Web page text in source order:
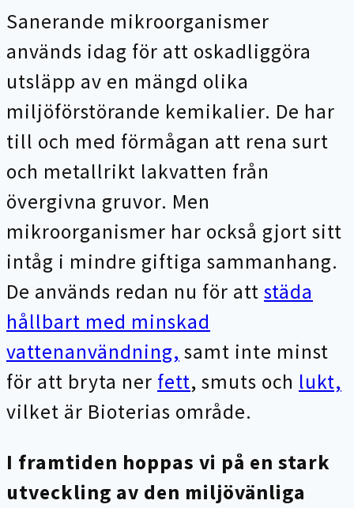
Sanerande mikroorganismer
används idag för att oskadliggöra
utsläpp av en mängd olika
miljöförstörande kemikalier. De har
till och med förmågan att rena surt
och metallrikt lakvatten från
övergivna gruvor. Men
mikroorganismer har också gjort sitt
intåg i mindre giftiga sammanhang.
De används redan nu för att städa
hållbart med minskad
vattenanvändning, samt inte minst
för att bryta ner fett, smuts och lukt,
vilket är Bioterias område.
I framtiden hoppas vi på en stark
utveckling av den miljövänliga